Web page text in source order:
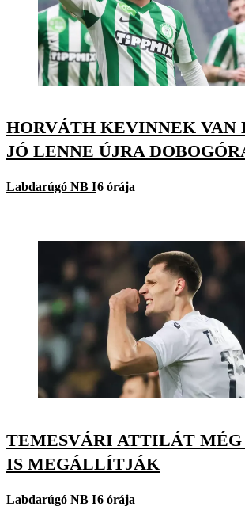
HORVÁTH KEVINNEK VAN
JÓ LENNE ÚJRA
Labdarúgó NB I6 órája
TEMESVÁRI ATTILÁT MÉG
IS MEGÁLLÍTJÁK
Labdarúgó NB I6 órája